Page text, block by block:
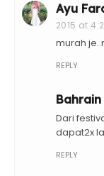
Ayu
2015 at
murah
REPLY
Bahrain
Dari
dapat2x
REPLY